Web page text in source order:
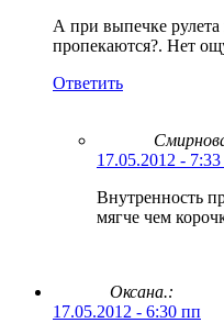
А при выпечке рулета
пропекаются?. Нет
Ответить
17.05.2012 -
Внутренность
мягче чем
Оксана.:
17.05.2012 - 6:30 пп